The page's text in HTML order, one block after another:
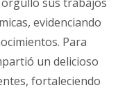
sus trabajos
evidenciando
Para
un delicioso
fortaleciendo